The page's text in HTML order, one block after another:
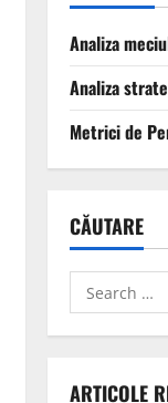
Analiza
Analiza
Metrici de
CĂUTARE
Search
for:
ARTICOLE